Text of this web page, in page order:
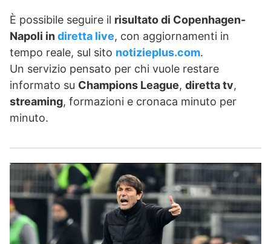
È possibile seguire il risultato di Copenhagen-
Napoli indiretta live, con aggiornamenti in
tempo reale, sul sito notizieplus.com.
Un servizio pensato per chi vuole restare
informato su Champions League, diretta tv,
streaming, formazioni e cronaca minuto per
minuto.